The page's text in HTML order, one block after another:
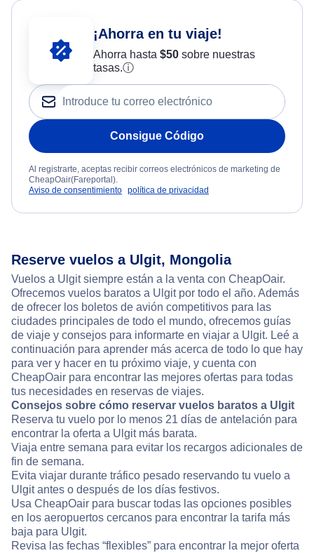
¡Ahorra en tu viaje!
Ahorra hasta $50sobre nuestras
tasas.ⓘ
Consigue Código
Al registrarte, aceptas recibir correos electrónicos de marketing de
CheapOair(Fareportal).
Aviso de consentimiento política de privacidad
Reserve vuelos a Ulgit, Mongolia
Vuelos a Ulgit siempre están a la venta con CheapOair.
Ofrecemos vuelos baratos a Ulgit por todo el año. Además
de ofrecer los boletos de avión competitivos para las
ciudades principales de todo el mundo, ofrecemos guías
de viaje y consejos para informarte en viajar a Ulgit. Leé a
continuación para aprender más acerca de todo lo que hay
para ver y hacer en tu próximo viaje, y cuenta con
CheapOair para encontrar las mejores ofertas para todas
tus necesidades en reservas de viajes.
Consejos sobre cómo reservar vuelos baratos a Ulgit
Reserva tu vuelo por lo menos 21 días de antelación para
encontrar la oferta a Ulgit más barata.
Viaja entre semana para evitar los recargos adicionales de
fin de semana.
Evita viajar durante tráfico pesado reservando tu vuelo a
Ulgit antes o después de los días festivos.
Usa CheapOair para buscar todas las opciones posibles
en los aeropuertos cercanos para encontrar la tarifa más
baja para Ulgit.
Revisa las fechas “flexibles” para encontrar la mejor oferta